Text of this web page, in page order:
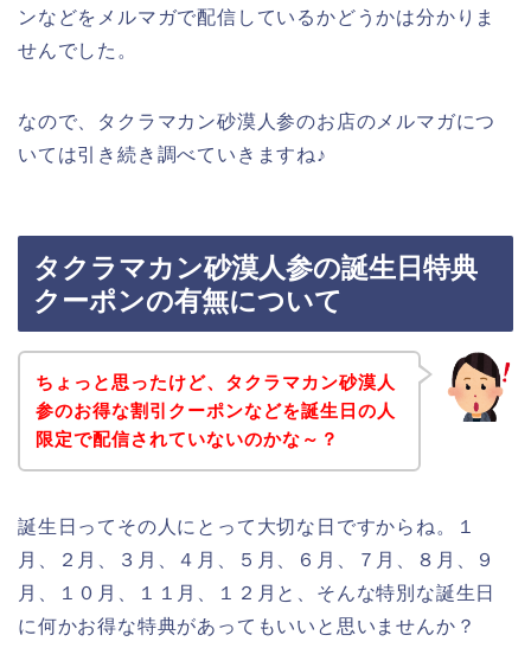
ンなどをメルマガで配信しているかどうかは分かりま
せんでした。
なので、タクラマカン砂漠人参のお店のメルマガにつ
いては引き続き調べていきますね♪
タクラマカン砂漠人参の誕生日特典
クーポンの有無について
ちょっと思ったけど、タクラマカン砂漠人
参のお得な割引クーポンなどを誕生日の人
限定で配信されていないのかな～？
誕生日ってその人にとって大切な日ですからね。１
月、２月、３月、４月、５月、６月、７月、８月、９
月、１０月、１１月、１２月と、そんな特別な誕生日
に何かお得な特典があってもいいと思いませんか？